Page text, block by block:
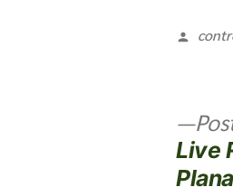
Live